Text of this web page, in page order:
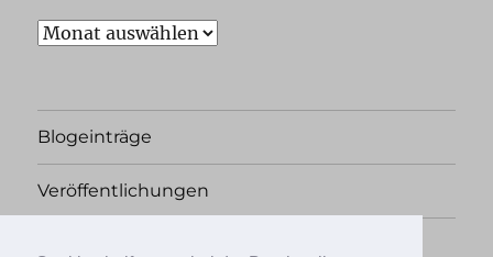
Archiv
Blogeinträge
Veröffentlichungen